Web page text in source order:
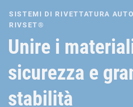
SISTEMI DI RIVETTATURA
RIVSET®
Unire i
sicurezza e
stabilità